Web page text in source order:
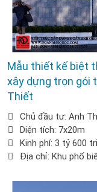
Mẫu thiết kế biệt
xây dựng trọn gói
Thiết
Chủ đầu tư: Anh
Diện tích: 7x20m
Kinh phí: 3 tỷ 600
Địa chỉ: Khu phố